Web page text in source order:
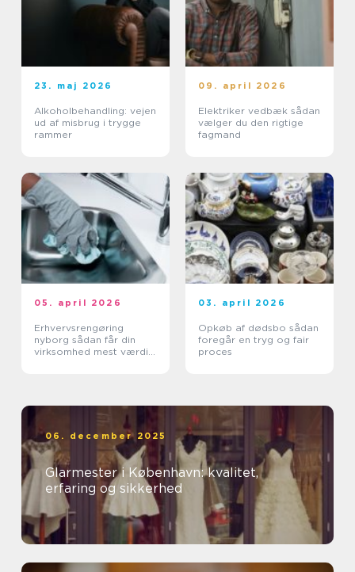
23. maj 2026
Alkoholbehandling: vejen
ud af misbrug i trygge
rammer
09. april 2026
Elektriker vedbæk sådan
vælger du den rigtige
fagmand
05. april 2026
Erhvervsrengøring
nyborg sådan får din
virksomhed mest værdi
03. april 2026
Opkøb af dødsbo sådan
foregår en tryg og fair
proces
06. december 2025
Glarmester i København: kvalitet,
erfaring og sikkerhed